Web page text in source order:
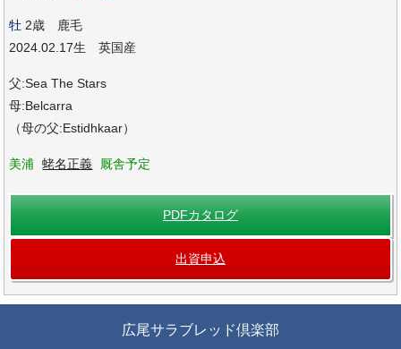
牡 2歳 鹿毛
2024.02.17生 英国産
父:Sea The Stars
母:Belcarra
（母の父:Estidhkaar）
美浦 蛯名正義 厩舎予定
PDFカタログ
出資申込
広尾サラブレッド倶楽部